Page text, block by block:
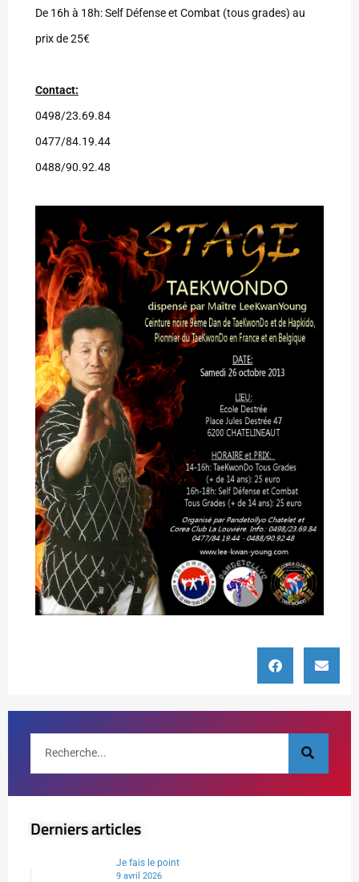
De 16h à 18h: Self Défense et Combat (tous grades) au
prix de 25€
Contact:
0498/23.69.84
0477/84.19.44
0488/90.92.48
Derniers articles
Je fais le point
9 avril 2026